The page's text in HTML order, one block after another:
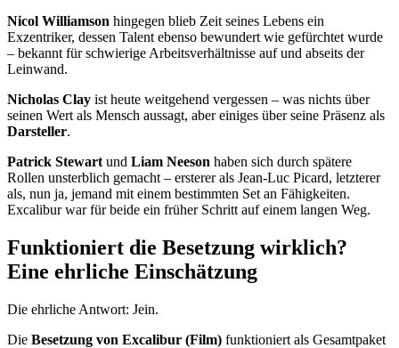
Nicol Williamson hingegen blieb Zeit seines Lebens ein
Exzentriker, dessen Talent ebenso bewundert wie gefürchtet wurde
– bekannt für schwierige Arbeitsverhältnisse auf und abseits der
Leinwand.
Nicholas Clay ist heute weitgehend vergessen – was nichts über
seinen Wert als Mensch aussagt, aber einiges über seine Präsenz als
Darsteller.
Patrick Stewartund Liam Neeson haben sich durch spätere
Rollen unsterblich gemacht – ersterer als Jean-Luc Picard, letzterer
als, nun ja, jemand mit einem bestimmten Set an Fähigkeiten.
Excalibur war für beide ein früher Schritt auf einem langen Weg.
Funktioniert die Besetzung wirklich?
Eine ehrliche Einschätzung
Die ehrliche Antwort: Jein.
Die Besetzung von Excalibur (Film) funktioniert als Gesamtpaket